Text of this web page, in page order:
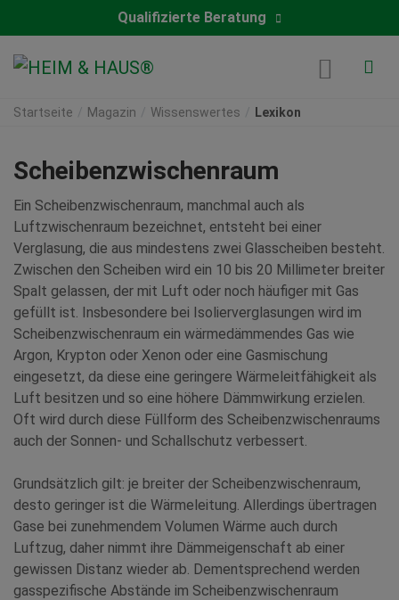
Qualifizierte Beratung
Startseite Magazin Wissenswertes Lexikon
Scheibenzwischenraum
Ein Scheibenzwischenraum, manchmal auch als
Luftzwischenraum bezeichnet, entsteht bei einer
Verglasung, die aus mindestens zwei Glasscheiben besteht.
Zwischen den Scheiben wird ein 10 bis 20 Millimeter breiter
Spalt gelassen, der mit Luft oder noch häufiger mit Gas
gefüllt ist. Insbesondere bei Isolierverglasungen wird im
Scheibenzwischenraum ein wärmedämmendes Gas wie
Argon, Krypton oder Xenon oder eine Gasmischung
eingesetzt, da diese eine geringere Wärmeleitfähigkeit als
Luft besitzen und so eine höhere Dämmwirkung erzielen.
Oft wird durch diese Füllform des Scheibenzwischenraums
auch der Sonnen- und Schallschutz verbessert.
Grundsätzlich gilt: je breiter der Scheibenzwischenraum,
desto geringer ist die Wärmeleitung. Allerdings übertragen
Gase bei zunehmendem Volumen Wärme auch durch
Luftzug, daher nimmt ihre Dämmeigenschaft ab einer
gewissen Distanz wieder ab. Dementsprechend werden
gasspezifische Abstände im Scheibenzwischenraum